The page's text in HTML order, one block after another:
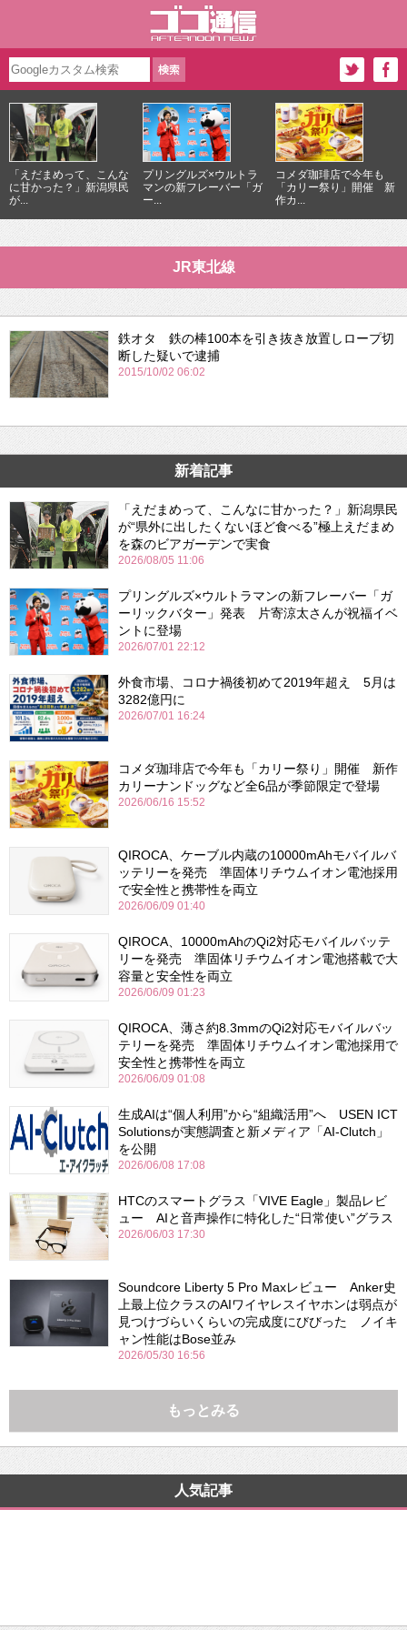
「えだまめって、こんな
に甘かった？」新潟県民
が...
プリングルズ×ウルトラ
マンの新フレーバー「ガ
ー...
コメダ珈琲店で今年も
「カリー祭り」開催 新
作カ...
JR東北線
鉄オタ 鉄の棒100本を引き抜き放置しロープ切
断した疑いで逮捕
2015/10/02 06:02
新着記事
「えだまめって、こんなに甘かった？」新潟県民
が“県外に出したくないほど食べる”極上えだまめ
を森のビアガーデンで実食
2026/08/05 11:06
プリングルズ×ウルトラマンの新フレーバー「ガ
ーリックバター」発表 片寄涼太さんが祝福イベ
ントに登場
2026/07/01 22:12
外食市場、コロナ禍後初めて2019年超え 5月は
3282億円に
2026/07/01 16:24
コメダ珈琲店で今年も「カリー祭り」開催 新作
カリーナンドッグなど全6品が季節限定で登場
2026/06/16 15:52
QIROCA、ケーブル内蔵の10000mAhモバイルバ
ッテリーを発売 準固体リチウムイオン電池採用
で安全性と携帯性を両立
2026/06/09 01:40
QIROCA、10000mAhのQi2対応モバイルバッテ
リーを発売 準固体リチウムイオン電池搭載で大
容量と安全性を両立
2026/06/09 01:23
QIROCA、薄さ約8.3mmのQi2対応モバイルバッ
テリーを発売 準固体リチウムイオン電池採用で
安全性と携帯性を両立
2026/06/09 01:08
生成AIは“個人利用”から“組織活用”へ USEN ICT
Solutionsが実態調査と新メディア「AI-Clutch」
を公開
2026/06/08 17:08
HTCのスマートグラス「VIVE Eagle」製品レビ
ュー AIと音声操作に特化した“日常使い”グラス
2026/06/03 17:30
Soundcore Liberty 5 Pro Maxレビュー Anker史
上最上位クラスのAIワイヤレスイヤホンは弱点が
見つけづらいくらいの完成度にびびった ノイキ
ャン性能はBose並み
2026/05/30 16:56
もっとみる
人気記事